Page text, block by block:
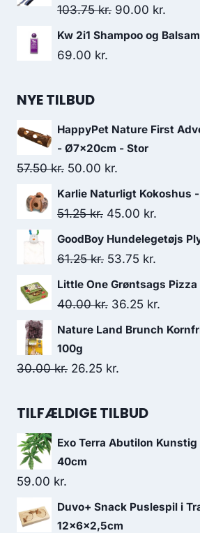
pris
210.00 kr..
pris
103.75kr. Den
oprindelige
90.00 kr.
Kw 2i1 Shampoo og Balsam
69.00 kr.
NYE TILBUD
HappyPet Nature First
- Ø7x20cm - Stor
57.50kr. Den
oprindelige
pris
57.50 kr..
50.00 kr.
aktuelle
pris
50.00 kr..
Karlie Naturligt Kokoshus
51.25kr. Den
oprindelige
pris
51.25 kr..
45.00 kr.
aktuelle
GoodBoy Hundelegetøjs
61.25kr. Den
oprindelige
pris
53.75 kr.
aktuelle
pris
Little One Grøntsags
40.00kr. Den
oprindelige
var:
36.25 kr.
Nature Land Brunch
100g
30.00kr. Den
pris
30.00 kr..
26.25 kr.
pris
26.25 kr..
TILFÆLDIGE TILBUD
Exo Terra Abutilon
40cm
59.00 kr.
Duvo+ Snack Puslespil i
12x6x2,5cm